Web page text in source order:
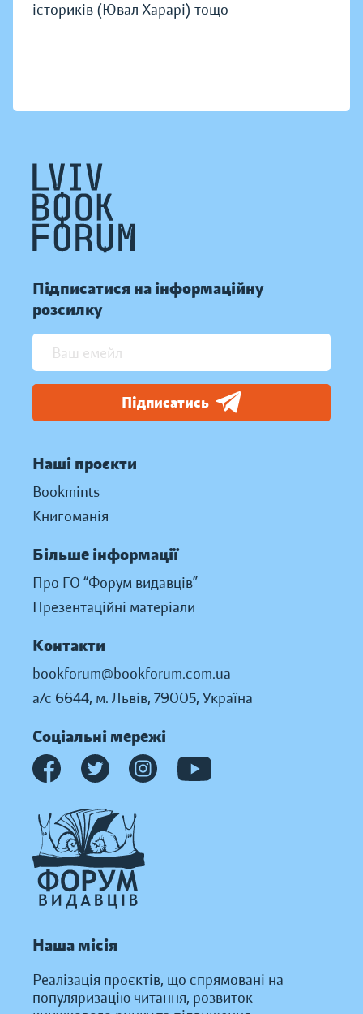
істориків (Ювал Харарі) тощо
Підписатися на інформаційну
розсилку
Підписатись
Наші проєкти
Bookmints
Книгоманія
Більше інформації
Про ГО “Форум видавців”
Презентаційні матеріали
Контакти
bookforum@bookforum.com.ua
а/с 6644, м. Львів, 79005, Україна
Соціальні мережі
Наша місія
Реалізація проєктів, що спрямовані на
популяризацію читання, розвиток